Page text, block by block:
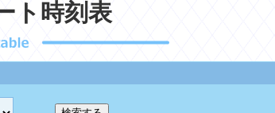
ト時刻表